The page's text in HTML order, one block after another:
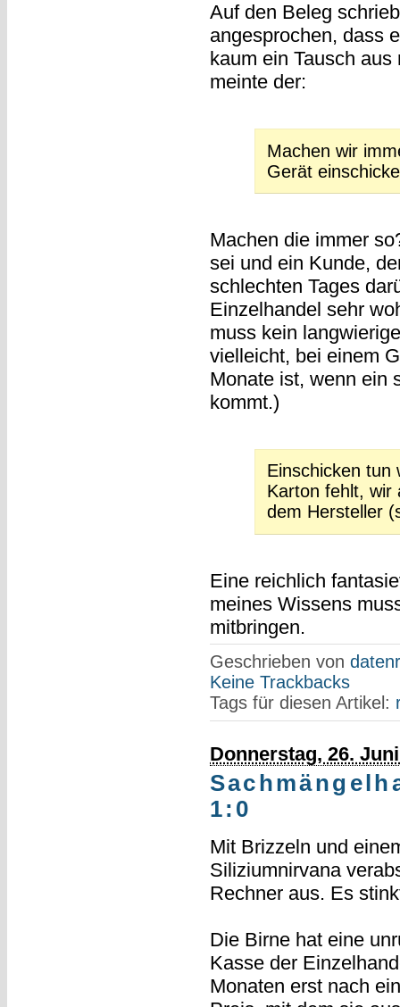
Auf den Beleg
angesprochen, dass
kaum ein Tausch
meinte der:
Machen wir
Gerät
Machen die immer
sei und ein Kunde,
schlechten Tages
Einzelhandel sehr
muss kein
vielleicht, bei einem
Monate ist, wenn ein
kommt.)
Einschicken tun
Karton fehlt, wir
dem Hersteller
Eine reichlich
meines Wissens
mitbringen.
Geschrieben von
Keine Trackbacks
Tags für diesen Artikel:
Donnerstag, 26.
1:0
Mit Brizzeln und
Siliziumnirvana
Rechner aus. Es
Die Birne hat eine
Kasse der
Monaten erst nach